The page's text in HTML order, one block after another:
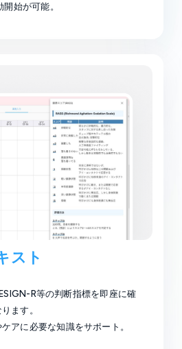
始が可能。
スト
R等の判断指標を即座に確
ます。
アに必要な知識をサポート。